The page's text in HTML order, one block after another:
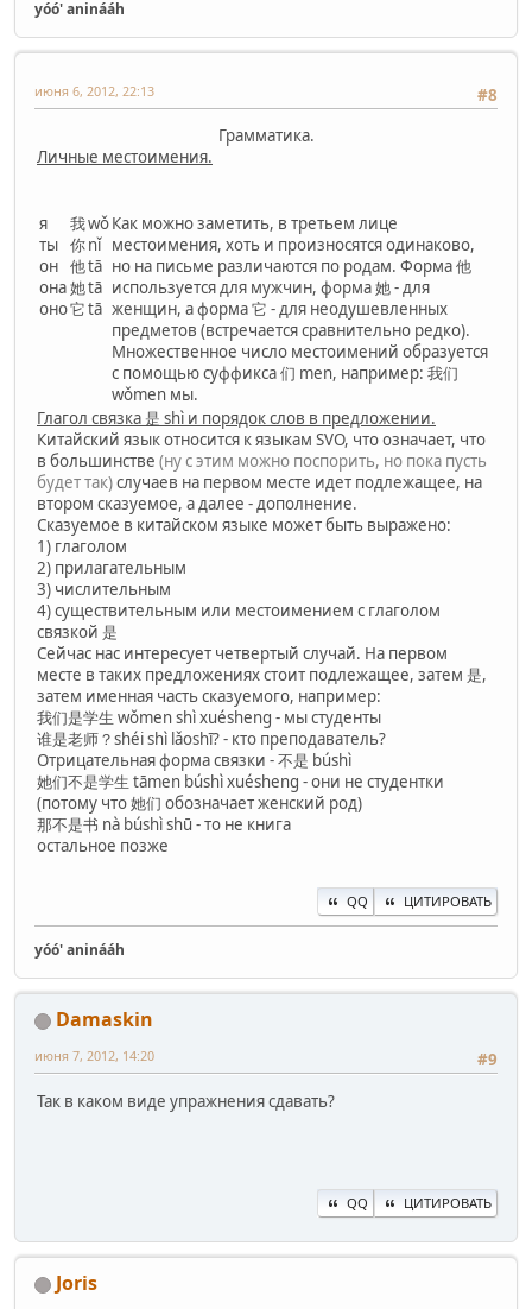
yóó' aninááh
#8
июня 6, 2012, 22:13
Грамматика.
Личные местоимения.
я
ты
он
она
оно
我
你
他
她
它
wǒ
nǐ
tā
tā
tā
Как можно заметить, в третьем лице
местоимения, хоть и произносятся одинаково,
но на письме различаются по родам. Форма 他
используется для мужчин, форма 她 - для
женщин, а форма 它 - для неодушевленных
предметов (встречается сравнительно редко).
Множественное число местоимений образуется
с помощью суффикса 们 men, например: 我们
wǒmen мы.
Глагол связка 是 shì и порядок слов в предложении.
Китайский язык относится к языкам SVO, что означает, что
в большинстве (ну с этим можно поспорить, но пока пусть
будет так)случаев на первом месте идет подлежащее, на
втором сказуемое, а далее - дополнение.
Сказуемое в китайском языке может быть выражено:
1) глаголом
2) прилагательным
3) числительным
4) существительным или местоимением с глаголом
связкой 是
Сейчас нас интересует четвертый случай. На первом
месте в таких предложениях стоит подлежащее, затем 是,
затем именная часть сказуемого, например:
我们是学生 wǒmen shì xuésheng - мы студенты
谁是老师？shéi shì lǎoshī? - кто преподаватель?
Отрицательная форма связки - 不是 búshì
她们不是学生 tāmen búshì xuésheng - они не студентки
(потому что 她们 обозначает женский род)
那不是书 nà búshì shū - то не книга
остальное позже
QQ ЦИТИРОВАТЬ
yóó' aninááh
Damaskin
#9
июня 7, 2012, 14:20
Так в каком виде упражнения сдавать?
QQ ЦИТИРОВАТЬ
Joris